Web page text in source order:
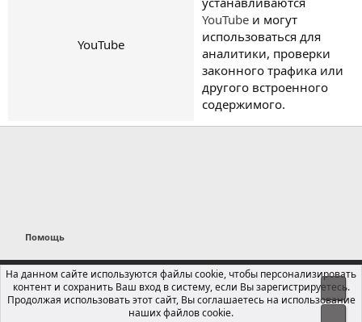
YouTube
YouTube и могут
использоваться для
аналитики, проверки
законного трафика или
другого встроенного
содержимого.
Помощь
Russian (RU)
Обратная связь
Условия и правила
Политика конфиденциальности
Помощь
На данном сайте используются файлы cookie, чтобы персонализировать
контент и сохранить Ваш вход в систему, если Вы зарегистрируетесь.
Продолжая использовать этот сайт, Вы соглашаетесь на использование
наших файлов cookie.